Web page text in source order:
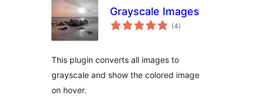
Grayscale Images
(4totale
vurderinger
)
This plugin converts all images to
grayscale and show the colored image
on hover.